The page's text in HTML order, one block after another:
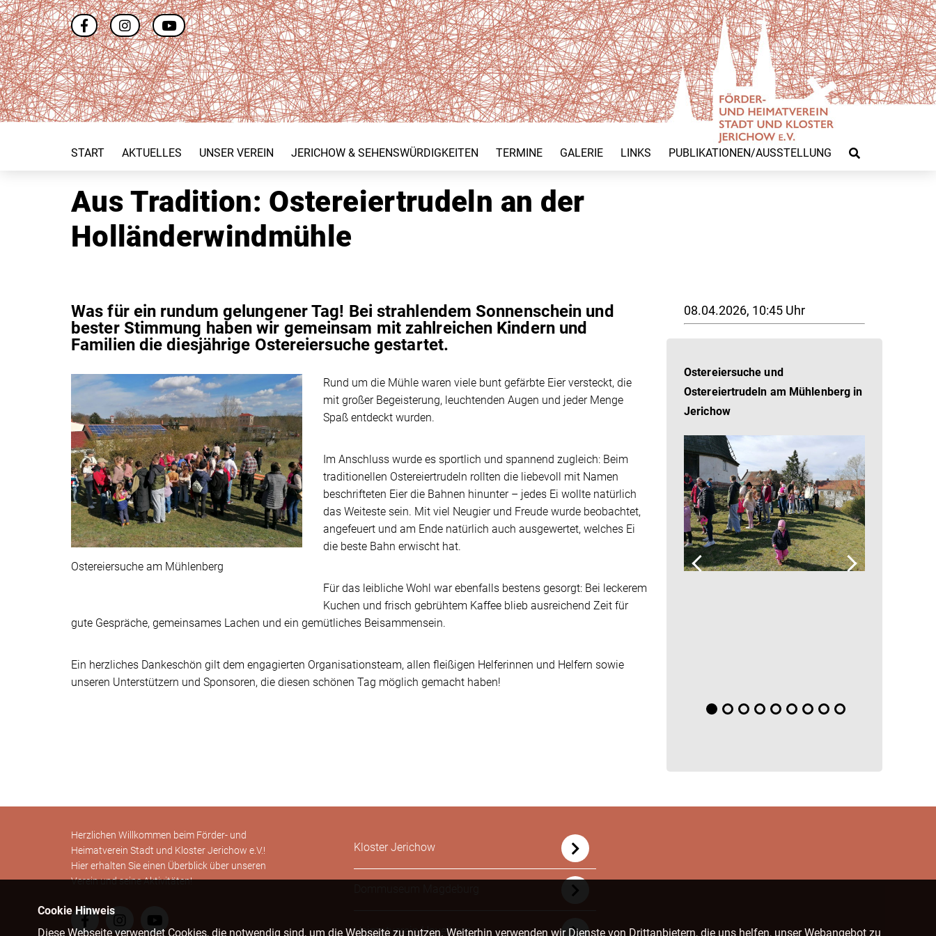
START AKTUELLES UNSER VEREIN JERICHOW & SEHENSWÜRDIGKEITEN TERMINE GALERIE LINKS PUBLIKATIONEN/AUSSTELLUNG
Aus Tradition: Ostereiertrudeln an der
Holländerwindmühle
Was für ein rundum gelungener Tag! Bei strahlendem Sonnenschein und
bester Stimmung haben wir gemeinsam mit zahlreichen Kindern und
Familien die diesjährige Ostereiersuche gestartet.
Ostereiersuche am Mühlenberg
Rund um die Mühle waren viele bunt gefärbte Eier versteckt, die
mit großer Begeisterung, leuchtenden Augen und jeder Menge
Spaß entdeckt wurden.
Im Anschluss wurde es sportlich und spannend zugleich: Beim
traditionellen Ostereiertrudeln rollten die liebevoll mit Namen
beschrifteten Eier die Bahnen hinunter – jedes Ei wollte natürlich
das Weiteste sein. Mit viel Neugier und Freude wurde beobachtet,
angefeuert und am Ende natürlich auch ausgewertet, welches Ei
die beste Bahn erwischt hat.
Für das leibliche Wohl war ebenfalls bestens gesorgt: Bei leckerem
Kuchen und frisch gebrühtem Kaffee blieb ausreichend Zeit für
gute Gespräche, gemeinsames Lachen und ein gemütliches Beisammensein.
Ein herzliches Dankeschön gilt dem engagierten Organisationsteam, allen fleißigen Helferinnen und Helfern sowie
unseren Unterstützern und Sponsoren, die diesen schönen Tag möglich gemacht haben!
08.04.2026, 10:45 Uhr
Ostereiersuche und
Ostereiertrudeln am Mühlenberg in
Jerichow
Herzlichen Willkommen beim Förder- und
Heimatverein Stadt und Kloster Jerichow e.V.!
Hier erhalten Sie einen Überblick über unseren
Verein und seine Aktivitäten!
Kloster Jerichow
Heimatverein Havelberg
Cookie Hinweis
Diese Webseite verwendet Cookies, die notwendig sind, um die Webseite zu nutzen. Weiterhin verwenden wir Dienste von Drittanbietern, die uns helfen, unser Webangebot zu